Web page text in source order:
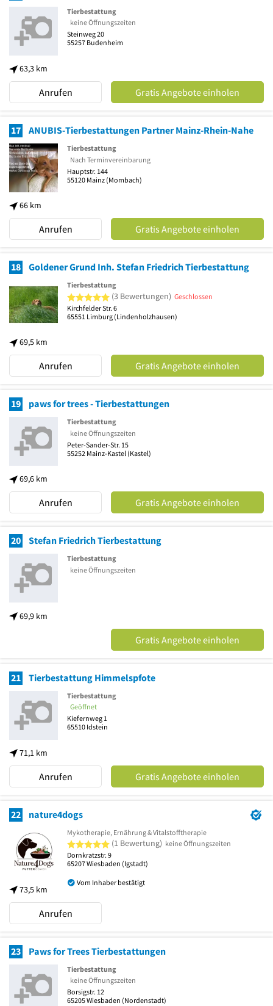
63,3 km
Tierbestattung
keine Öffnungszeiten
Steinweg 20
55257 Budenheim
Anrufen Gratis Angebote einholen
17 ANUBIS-Tierbestattungen Partner Mainz-Rhein-Nahe
66 km
Tierbestattung
Nach Terminvereinbarung
Hauptstr. 144
55120 Mainz (Mombach)
Anrufen Gratis Angebote einholen
18 Goldener Grund Inh. Stefan Friedrich Tierbestattung
69,5 km
Tierbestattung
5 von 5 Sternen
(3 Bewertungen) Geschlossen
Kirchfelder Str. 6
65551 Limburg (Lindenholzhausen)
Anrufen Gratis Angebote einholen
19 paws for trees - Tierbestattungen
69,6 km
Tierbestattung
keine Öffnungszeiten
Peter-Sander-Str. 15
55252 Mainz-Kastel (Kastel)
Anrufen Gratis Angebote einholen
20 Stefan Friedrich Tierbestattung
69,9 km
Tierbestattung
keine Öffnungszeiten
Gratis Angebote einholen
21 Tierbestattung Himmelspfote
71,1 km
Tierbestattung
Geöffnet
Kiefernweg 1
65510 Idstein
Anrufen Gratis Angebote einholen
22 nature4dogs
73,5 km
Mykotherapie, Ernährung & Vitalstofftherapie
5 von 5 Sternen
(1 Bewertung) keine Öffnungszeiten
Dornkratzstr. 9
65207Wiesbaden (Igstadt)
Vom Inhaber bestätigt
Anrufen
23 Paws for Trees Tierbestattungen
Tierbestattung
keine Öffnungszeiten
Borsigstr. 12
65205Wiesbaden (Nordenstadt)